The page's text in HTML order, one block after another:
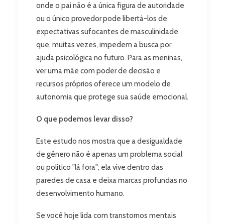
onde o pai não é a única figura de autoridade
ou o único provedor pode libertá-los de
expectativas sufocantes de masculinidade
que, muitas vezes, impedem a busca por
ajuda psicológica no futuro. Para as meninas,
ver uma mãe com poder de decisão e
recursos próprios oferece um modelo de
autonomia que protege sua saúde emocional.
O que podemos levar disso?
Este estudo nos mostra que a desigualdade
de gênero não é apenas um problema social
ou político "lá fora"; ela vive dentro das
paredes de casa e deixa marcas profundas no
desenvolvimento humano.
Se você hoje lida com transtornos mentais